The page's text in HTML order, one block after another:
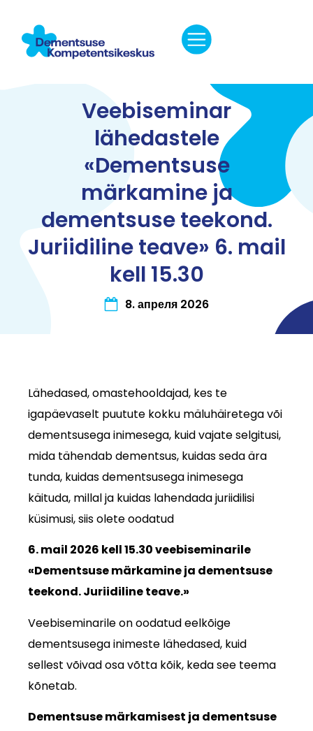
Veebiseminar
lähedastele
«Dementsuse
märkamine ja
dementsuse teekond.
Juriidiline teave» 6. mail
kell 15.30
8. апреля 2026
Lähedased, omastehooldajad, kes te
igapäevaselt puutute kokku mäluhäiretega või
dementsusega inimesega, kuid vajate selgitusi,
mida tähendab dementsus, kuidas seda ära
tunda, kuidas dementsusega inimesega
käituda, millal ja kuidas lahendada juriidilisi
küsimusi, siis olete oodatud
6. mail 2026 kell 15.30 veebiseminarile
«Dementsuse märkamine ja dementsuse
teekond. Juriidiline teave.»
Veebiseminarile on oodatud eelkõige
dementsusega inimeste lähedased, kuid
sellest võivad osa võtta kõik, keda see teema
kõnetab.
Dementsuse märkamisest ja dementsuse